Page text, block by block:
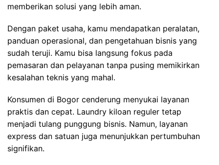
memberikan solusi yang lebih aman.
Dengan paket usaha, kamu mendapatkan peralatan,
panduan operasional, dan pengetahuan bisnis yang
sudah teruji. Kamu bisa langsung fokus pada
pemasaran dan pelayanan tanpa pusing memikirkan
kesalahan teknis yang mahal.
Konsumen di Bogor cenderung menyukai layanan
praktis dan cepat. Laundry kiloan reguler tetap
menjadi tulang punggung bisnis. Namun, layanan
express dan satuan juga menunjukkan pertumbuhan
signifikan.